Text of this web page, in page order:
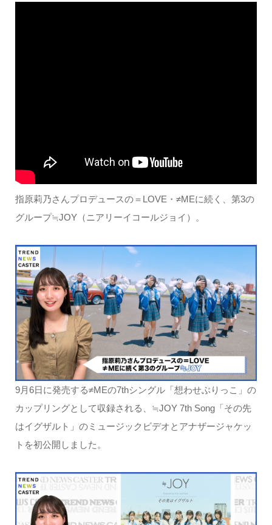
指原莉乃さんプロデュースの＝LOVE・≠MEに続く、第3の
グループ≒JOY（ニアリーイコールジョイ）。
9月6日に発売する≠MEの7thシングル「想わせぶりっこ」の
カップリングとして収録される、≒JOY 7th Song「その先
はイグザルト」のミュージックビデオとアナザージャケッ
トを初公開しました。